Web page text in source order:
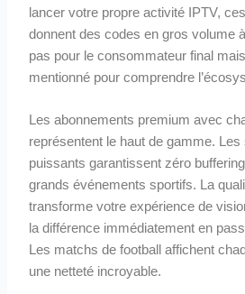
lancer votre propre activité IPTV,
donnent des codes en gros volume
pas pour le consommateur final
mentionné pour comprendre
Les abonnements premium avec
représentent le haut de gamme.
puissants garantissent zéro
grands événements sportifs. La
transforme votre expérience de
la différence immédiatement en
Les matchs de football affichent
une netteté incroyable.